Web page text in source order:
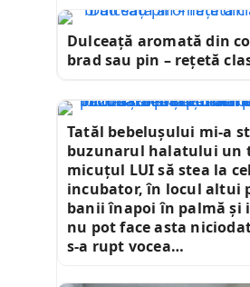
Dulceață aromată din
brad sau pin – rețetă
Tatăl bebelușului mi-a
buzunarul halatului un
micuțul LUI să stea la
incubator, în locul altui
banii înapoi în palmă și
nu pot face asta
s-a rupt vocea…